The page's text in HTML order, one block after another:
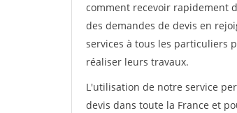
comment recevoir rapidement
des demandes de devis en
services à tous les particuliers
réaliser leurs travaux.
L'utilisation de notre service
devis dans toute la France et